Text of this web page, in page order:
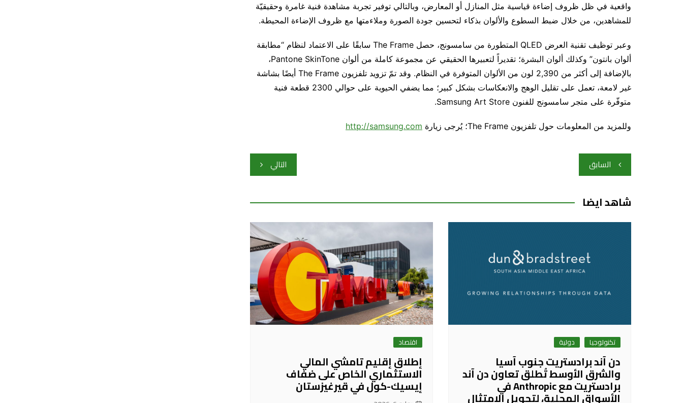
واقعية في ظل ظروف إضاءة قياسية مثل المنازل أو المعارض، وبالتالي توفير تجربة مشاهدة فنية غامرة وحقيقيّة
للمشاهدين، من خلال ضبط السطوع والألوان بذكاء لتحسين جودة الصورة وملاءمتها مع ظروف الإضاءة المحيطة.
وعبر توظيف تقنية العرض QLED المتطورة من سامسونج، حصل The Frame سابقًا على الاعتماد لنظام “مطابقة
ألوان بانتون” وكذلك ألوان البشرة؛ تقديراً لتعبيرها الحقيقي عن مجموعة كاملة من ألوان Pantone SkinTone،
بالإضافة إلى أكثر من 2,390 لون من الألوان المتوفرة في النظام. وقد تمّ تزويد تلفزيون The Frame أيضًا بشاشة
غير لامعة، تعمل على تقليل الوهج والانعكاسات بشكل كبير؛ مما يضفي الحيوية على حوالي 2300 قطعة فنية
متوفّرة على متجر سامسونج للفنون Samsung Art Store.
وللمزيد من المعلومات حول تلفزيون The Frame؛ يُرجى زيارة http://samsung.com
تصفّح
المقالات
السابق التالي
شاهد ايضا
تكنولوجيا دولية
دن آند برادستريت جنوب آسيا
والشرق الأوسط تُطلق تعاون دن آند
برادستريت مع Anthropic في
الأسواق المحلية، لتحويل الامتثال
اقتصاد
إطلاق إقليم تامشي المالي
الاستثماري الخاص على ضفاف
إيسيك-كول في قيرغيزستان